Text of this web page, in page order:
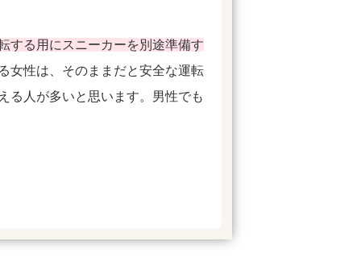
する用にスニーカーを別途準備す
女性は、そのままだと安全な運転
る人が多いと思います。男性でも